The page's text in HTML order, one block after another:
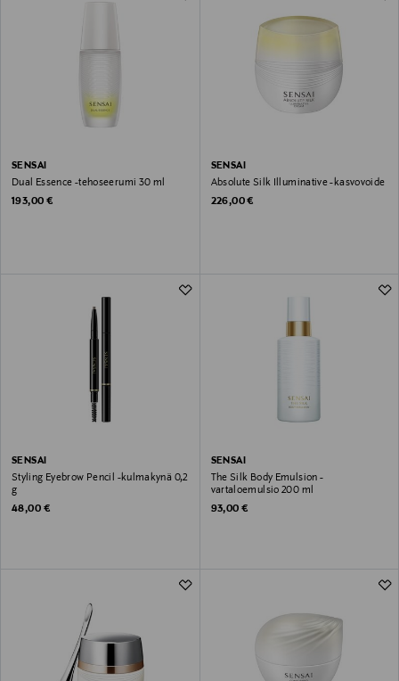
SENSAI
Dual Essence -tehoseerumi 30 ml
Original Price
193,00 €
SENSAI
Absolute Silk Illuminative -kasvovoide
Original Price
226,00 €
SENSAI
Styling Eyebrow Pencil -kulmakynä 0,2
g
Original Price
48,00 €
SENSAI
The Silk Body Emulsion -
vartaloemulsio 200 ml
Original Price
93,00 €